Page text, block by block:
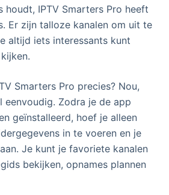
houdt, IPTV Smarters Pro heeft
Er zijn talloze kanalen om uit te
altijd iets interessants kunt
Smarters Pro precies? Nou,
eenvoudig. Zodra je de app
geïnstalleerd, hoef je alleen
in te voeren en je
Je kunt je favoriete kanalen
bekijken, opnames plannen